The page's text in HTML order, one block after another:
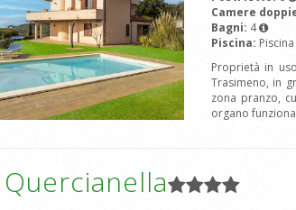
Camere
Bagni: 4
Piscina:
Proprietà in
Trasimeno, in
zona pranzo,
organo